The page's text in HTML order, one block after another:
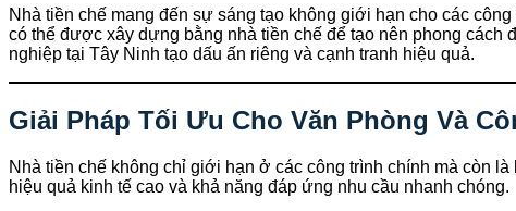
Nhà tiền chế mang đến sự sáng tạo không giới hạn cho các
có thể được xây dựng bằng nhà tiền chế để tạo nên phong cách
nghiệp tại Tây Ninh tạo dấu ấn riêng và cạnh tranh hiệu quả.
Giải Pháp Tối Ưu Cho Văn Phòng Và
Nhà tiền chế không chỉ giới hạn ở các công trình chính mà còn
hiệu quả kinh tế cao và khả năng đáp ứng nhu cầu nhanh chóng.